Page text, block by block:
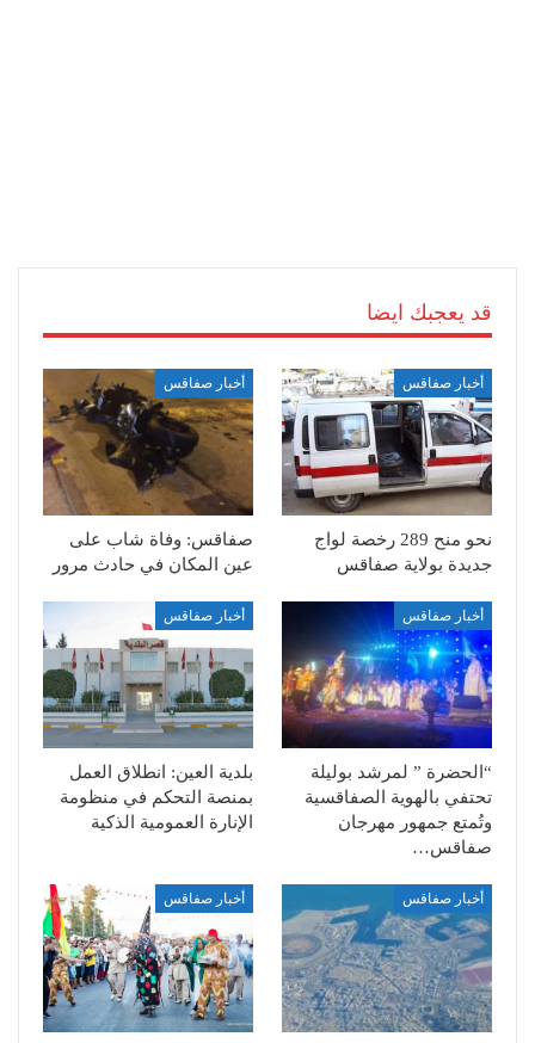
قد يعجبك ايضا
أخبار صفاقس
نحو منح 289 رخصة لواج
جديدة بولاية صفاقس
أخبار صفاقس
صفاقس: وفاة شاب على
عين المكان في حادث مرور
أخبار صفاقس
“الحضرة ” لمرشد بوليلة
تحتفي بالهوية الصفاقسية
وتُمتع جمهور مهرجان
صفاقس…
أخبار صفاقس
بلدية العين: انطلاق العمل
بمنصة التحكم في منظومة
الإنارة العمومية الذكية
أخبار صفاقس أخبار صفاقس